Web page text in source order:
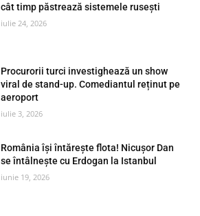
cât timp păstrează sistemele rusești
iulie 24, 2026
Procurorii turci investighează un show
viral de stand-up. Comediantul reținut pe
aeroport
iulie 3, 2026
România își întărește flota! Nicușor Dan
se întâlnește cu Erdogan la Istanbul
iunie 19, 2026